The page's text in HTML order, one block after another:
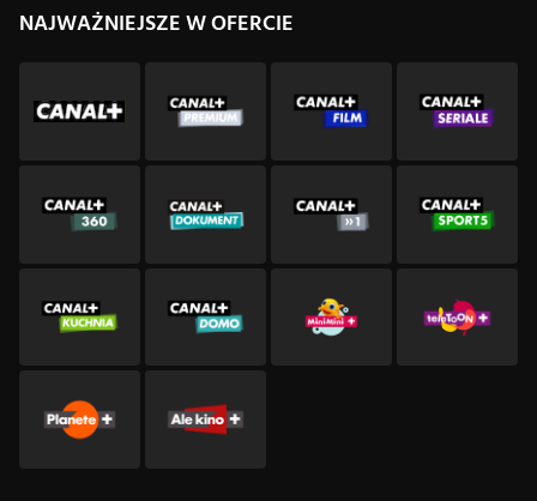
NAJWAŻNIEJSZE W OFERCIE